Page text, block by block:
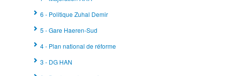
6 - Politique Zuhal Demir
5 - Gare Haeren-Sud
4 - Plan national de réforme
3 - DG HAN